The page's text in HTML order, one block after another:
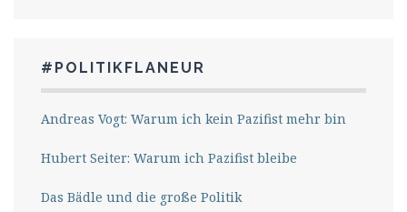
#POLITIKFLANEUR
Andreas Vogt: Warum ich kein Pazifist mehr bin
Hubert Seiter: Warum ich Pazifist bleibe
Das Bädle und die große Politik